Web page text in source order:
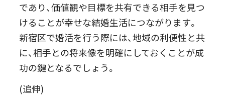
であり、価値観や目標を共有できる相手を見つ
けることが幸せな結婚生活につながります。
新宿区で婚活を行う際には、地域の利便性と共
に、相手との将来像を明確にしておくことが成
功の鍵となるでしょう。
(追伸)